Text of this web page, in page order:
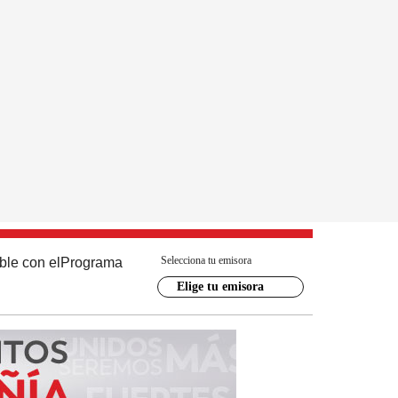
con el Programa Selecciona tu emisora
Elige tu emisora